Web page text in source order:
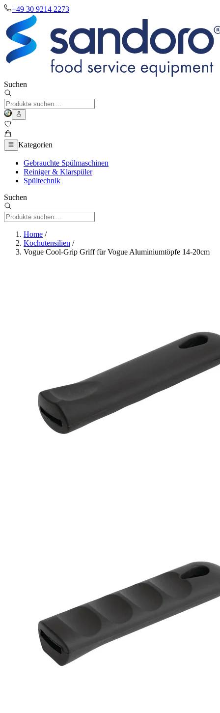
+49 30 9214 2273
Suchen
Kategorien
Gebrauchte Spülmaschinen
Reiniger & Klarspüler
Spültechnik
Suchen
Home /
Kochutensilien /
Vogue Cool-Grip Griff für Vogue Aluminiumtöpfe 14-20cm